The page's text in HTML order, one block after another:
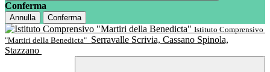
Conferma
Annulla
Conferma
Istituto Comprensivo
"Martiri della Benedicta" Serravalle Scrivia, Cassano Spinola,
Stazzano